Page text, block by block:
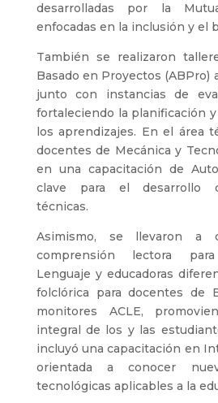
desarrolladas por la
enfocadas en la inclusión y el
También se realizaron
Basado en Proyectos (ABPro)
junto con instancias de
fortaleciendo la planificación
los aprendizajes. En el área
docentes de Mecánica y
en una capacitación de
clave para el desarrollo
técnicas.
Asimismo, se llevaron a
comprensión lectora
Lenguaje y educadoras
folclórica para docentes de
monitores ACLE,
integral de los y las
incluyó una capacitación en
orientada a conocer
tecnológicas aplicables a la